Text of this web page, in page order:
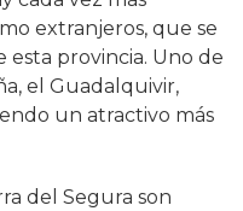
extranjeros, que se
esta provincia. Uno de
el Guadalquivir,
un atractivo más
del Segura son